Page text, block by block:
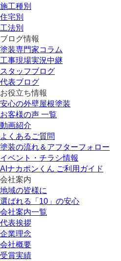
施工種別
住宅別
工法別
ブログ情報
塗装専門家コラム
工事現場実況中継
スタッフブログ
代表ブログ
お役立ち情報
安心の外壁屋根塗装
お客様の声 一覧
動画紹介
よくあるご質問
塗装の流れ＆アフターフォロー
イベント・チラシ情報
AIナカポンくん ご利用ガイド
会社案内
地域の皆様に
選ばれる「10」の安心
会社案内一覧
代表挨拶
企業理念
会社概要
受賞実績